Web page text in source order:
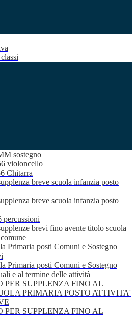
sostegno
violoncello
Chitarra
breve scuola infanzia posto
breve scuola infanzia posto
brevi fino avente titolo scuola
Primaria posti Comuni e Sostegno
Primaria posti Comuni e Sostegno
e al termine delle attività
PER SUPPLENZA FINO AL
PRIMARIA POSTO ATTIVITA'
PER SUPPLENZA FINO AL